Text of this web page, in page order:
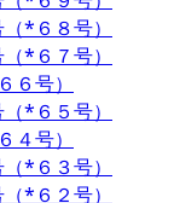
*６８号）
*６７号）
６号）
*６５号）
４号）
*６３号）
*６２号）